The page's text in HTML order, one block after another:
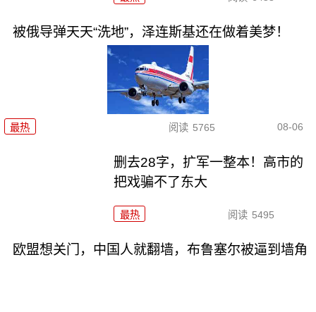
被俄导弹天天“洗地”，泽连斯基还在做着美梦！
最热 阅读 5765 08-06
删去28字，扩军一整本！高市的
把戏骗不了东大
最热 阅读 5495
欧盟想关门，中国人就翻墙，布鲁塞尔被逼到墙角